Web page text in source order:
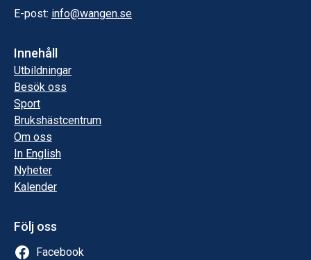
E-post: info@wangen.se
Innehåll
Utbildningar
Besök oss
Sport
Brukshästcentrum
Om oss
In English
Nyheter
Kalender
Följ oss
Facebook